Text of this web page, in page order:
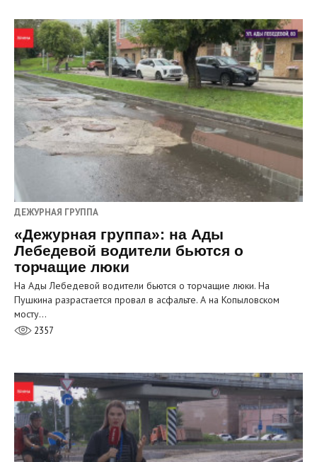
ДЕЖУРНАЯ ГРУППА
«Дежурная группа»: на Ады
Лебедевой водители бьются о
торчащие люки
На Ады Лебедевой водители бьются о торчащие люки. На
Пушкина разрастается провал в асфальте. А на Копыловском
мосту…
2357